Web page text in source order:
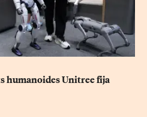
humanoides Unitree fija